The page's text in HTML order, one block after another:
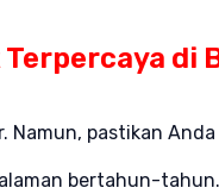
Terpercaya di
Namun, pastikan
bertahun-